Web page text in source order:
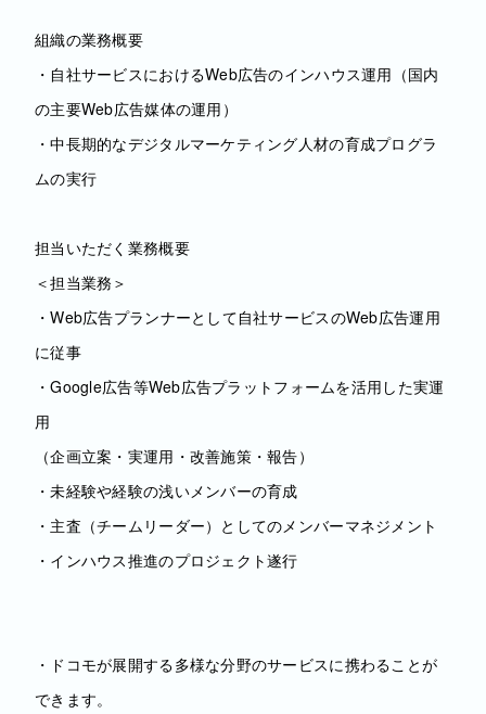
組織の業務概要
・自社サービスにおけるWeb広告のインハウス運用（国内
の主要Web広告媒体の運用）
・中長期的なデジタルマーケティング人材の育成プログラ
ムの実行
担当いただく業務概要
＜担当業務＞
・Web広告プランナーとして自社サービスのWeb広告運用
に従事
・Google広告等Web広告プラットフォームを活用した実運
用
（企画立案・実運用・改善施策・報告）
・未経験や経験の浅いメンバーの育成
・主査（チームリーダー）としてのメンバーマネジメント
・インハウス推進のプロジェクト遂行
・ドコモが展開する多様な分野のサービスに携わることが
できます。